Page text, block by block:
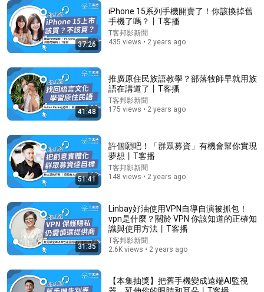
《喜单3》中式英语杀进美国脱口秀！华裔服务员不会
英语，靠口音把全场笑疯了！#喜剧之王单口季 #脱口
秀 #搞笑 #喜剧 #funny #综艺
笑翻天综艺社 and 叭叭一下 364K views
2025了還把小烏龜當路由器？DIY拯救爛網速，UniFi
37:26
iPhone 15系列手機開賣了！你該換掉舊
手機了嗎？丨T客播
T客邦影新聞
435 views • 2 years ago
41:48
推廣原住民族語教學？部落牧師早就用族
語在講道了丨T客播
T客邦影新聞
175 views • 2 years ago
51:41
許個願吧！「群眾募資」有機會幫你實現
夢想丨T客播
T客邦影新聞
148 views • 2 years ago
31:35
Linbay好油使用VPN自導自演被抓包！
vpn是什麼？關於 VPN 你該知道的正確知
識與使用方法丨T客播
T客邦影新聞
2.6K views • 2 years ago
【本集抽獎】把舊手機變成遠端AI監視